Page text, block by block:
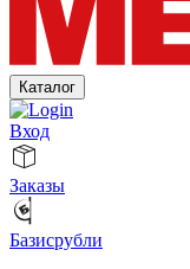
Каталог
Вход
Заказы
Базисрубли